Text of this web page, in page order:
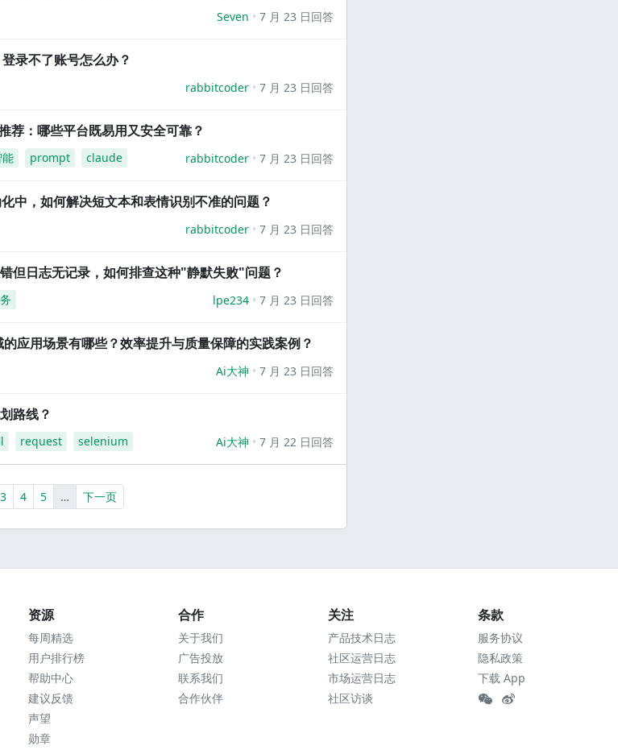
Seven 7 月 23 日回答
录不了账号怎么办？
rabbitcoder 7 月 23 日回答
荐：哪些平台既易用又安全可靠？
能 prompt claude rabbitcoder 7 月 23 日回答
中，如何解决短文本和表情识别不准的问题？
rabbitcoder 7 月 23 日回答
但日志无记录，如何排查这种"静默失败"问题？
lpe234 7 月 23 日回答
应用场景有哪些？效率提升与质量保障的实践案例？
Ai大神 7 月 23 日回答
路线？
request selenium Ai大神 7 月 22 日回答
3 4 5 …More下一页
资源
每周精选
用户排行榜
帮助中心
建议反馈
声望
勋章
合作
关于我们
广告投放
联系我们
合作伙伴
关注
产品技术日志
社区运营日志
市场运营日志
社区访谈
条款
服务协议
隐私政策
下载 App